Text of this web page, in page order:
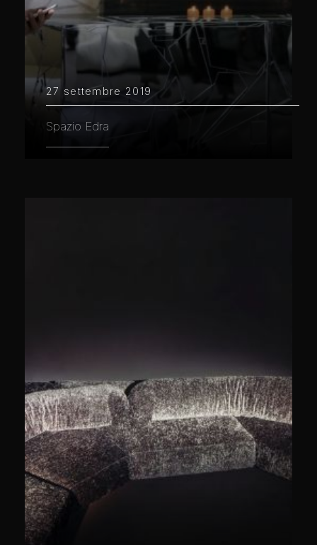
27 settembre 2019
Spazio Edra